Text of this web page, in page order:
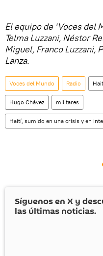
El equipo de 'Voces del
Telma Luzzani, Néstor
Miguel, Franco Luzzani,
Lanza.
Voces del Mundo Radio
Hugo Chávez militares
Haití, sumido en una crisis y en
Síguenos en X y
las últimas noticias.